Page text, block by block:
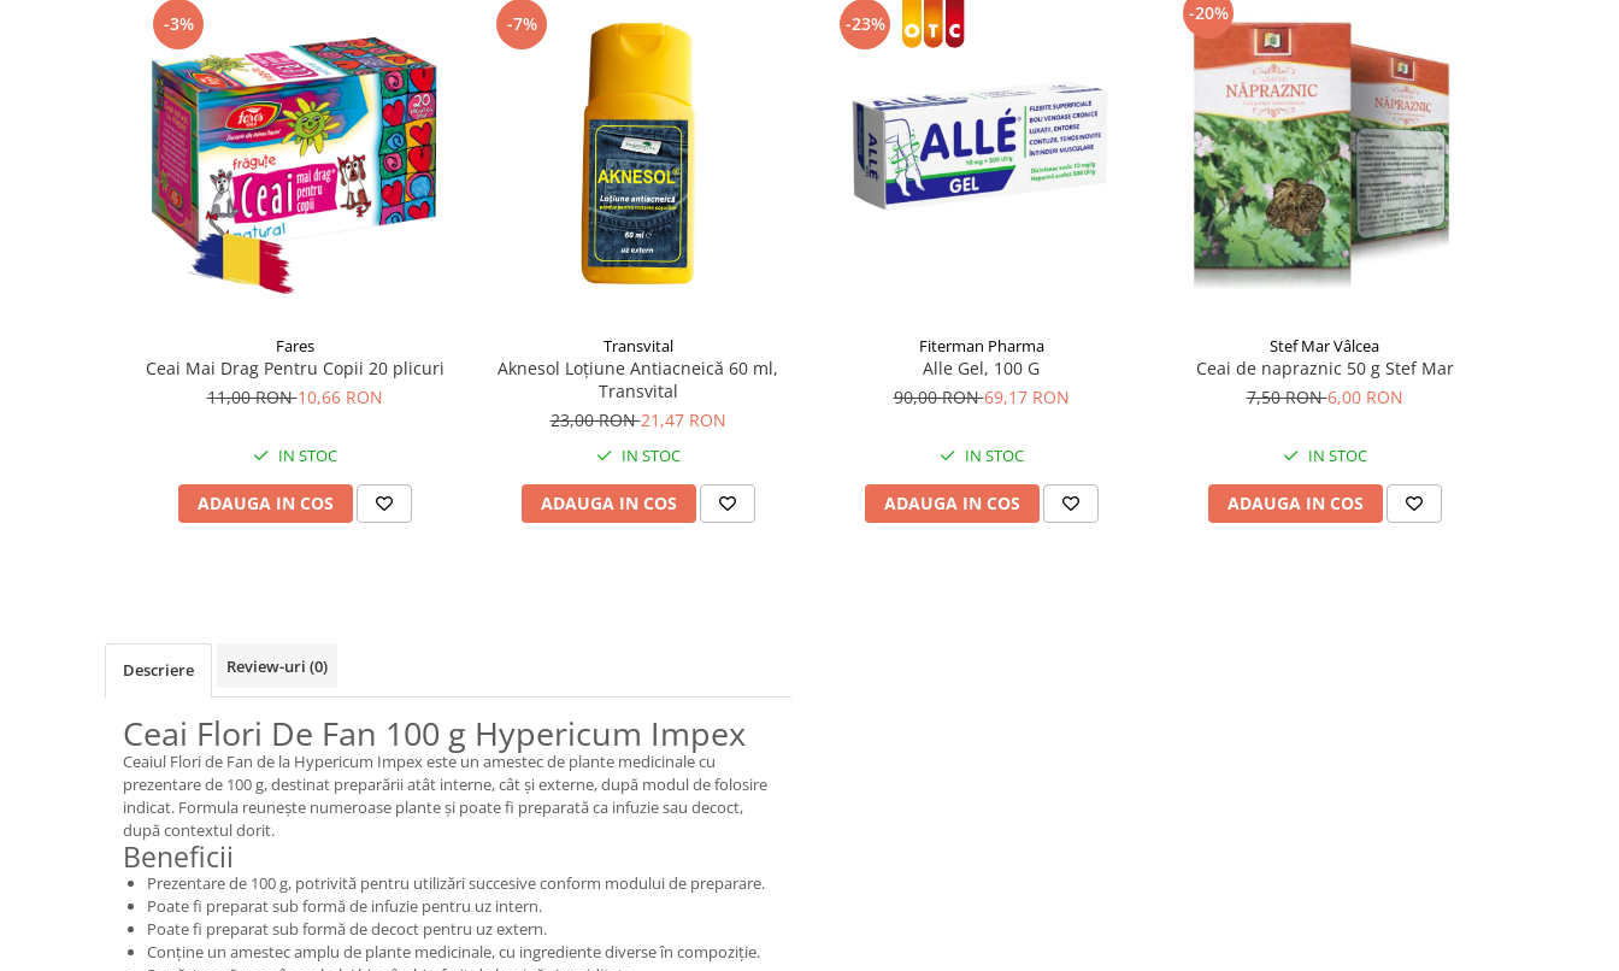
Supliment Vitamina D3
Supliment Vitamina E
Tincturi si Gemoderivate
Tuse gat si respiratie
Vitamine si minerale
-3%
Fares
Ceai Mai Drag Pentru Copii 20 plicuri
11,00 RON10,66 RON
IN STOC
ADAUGA IN COS
-7%
Transvital
Aknesol Loțiune Antiacneică 60 ml,
Transvital
23,00 RON21,47 RON
IN STOC
ADAUGA IN COS
-23%
Fiterman Pharma
Alle Gel, 100 G
90,00 RON69,17 RON
IN STOC
ADAUGA IN COS
-20%
Stef Mar Vâlcea
Ceai de napraznic 50 g Stef Mar
7,50 RON6,00 RON
IN STOC
ADAUGA IN COS
Descriere Review-uri (0)
Ceai Flori De Fan 100 g Hypericum Impex
Ceaiul Flori de Fan de la Hypericum Impex este un amestec de plante medicinale cu
prezentare de 100 g, destinat preparării atât interne, cât și externe, după modul de folosire
indicat. Formula reunește numeroase plante și poate fi preparată ca infuzie sau decoct,
după contextul dorit.
Beneficii
Prezentare de 100 g, potrivită pentru utilizări succesive conform modului de preparare.
Poate fi preparat sub formă de infuzie pentru uz intern.
Poate fi preparat sub formă de decoct pentru uz extern.
Conține un amestec amplu de plante medicinale, cu ingrediente diverse în compoziție.